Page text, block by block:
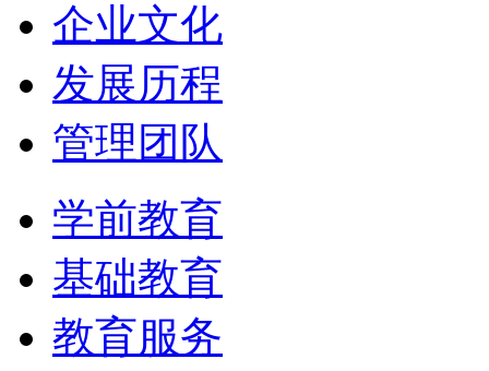
企业文化
发展历程
管理团队
学前教育
基础教育
教育服务